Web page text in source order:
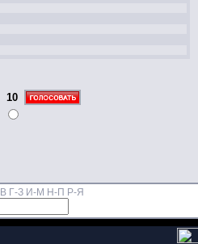
10
Г-З И-М Н-П Р-Я